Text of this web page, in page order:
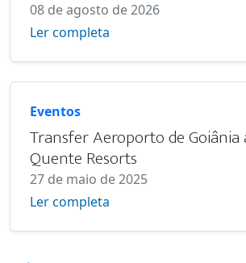
08 de agosto de 2026
Ler completa
Eventos
Transfer Aeroporto de Goiânia
Quente Resorts
27 de maio de 2025
Ler completa